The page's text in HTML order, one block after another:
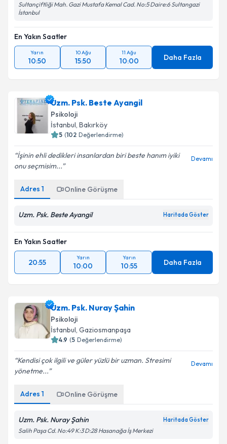
Sultançiftliği Mah. Gazi Mustafa Kemal Cad. No:5 Daire:6 Sultangazi
İstanbul
En Yakın Saatler
Yarın
10:50
10 Ağu
15:50
11 Ağu
10:00 Daha Fazla
Uzm. Psk. Beste Ayangil
Psikoloji
İstanbul, Bakırköy
5 (102 Değerlendirme)
İşinin ehli dedikleri insanlardan biri beste hanım iyiki
onu seçmisim...
Devamı
Adres 1 Online Görüşme
Uzm. Psk. Beste Ayangil Haritada Göster
En Yakın Saatler
20:55
Yarın
10:00
Yarın
10:55 Daha Fazla
Uzm. Psk. Nuray Şahin
Psikoloji
İstanbul, Gaziosmanpaşa
4.9 (5 Değerlendirme)
Kendisi çok ilgili ve güler yüzlü bir uzman. Stresimi
yönetme...
Devamı
Adres 1 Online Görüşme
Uzm. Psk. Nuray Şahin Haritada Göster
Salih Paşa Cd. No:49 K:3 D:28 Hasanağa İş Merkezi